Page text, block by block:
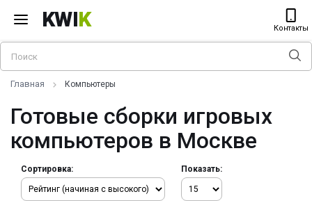
KWIK Контакты
Главная Компьютеры
Готовые сборки игровых
компьютеров в Москве
Сортировка: Показать: